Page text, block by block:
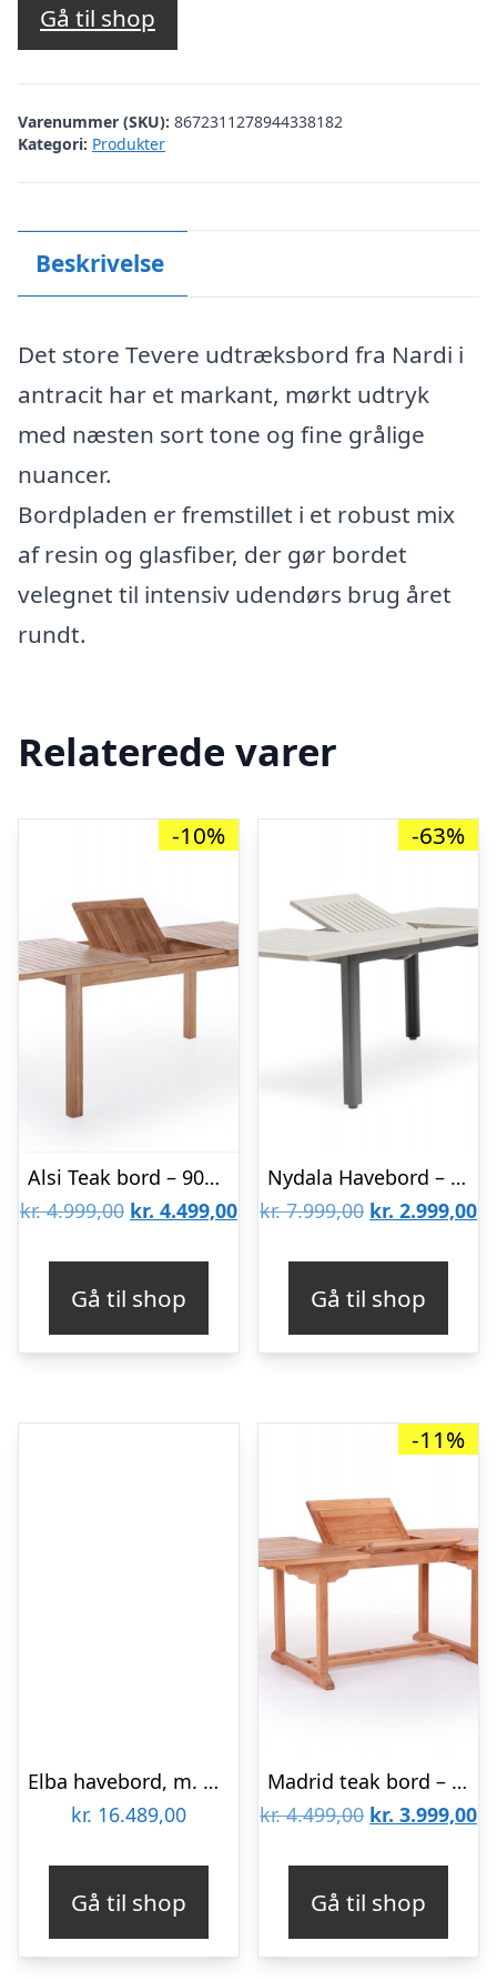
kr. 11.999,00.kr. 9.299,00.
Gå til shop
Varenummer (SKU): 8672311278944338182
Kategori: Produkter
Beskrivelse
Det store Tevere udtræksbord fra Nardi i
antracit har et markant, mørkt udtryk
med næsten sort tone og fine grålige
nuancer.
Bordpladen er fremstillet i et robust mix
af resin og glasfiber, der gør bordet
velegnet til intensiv udendørs brug året
rundt.
Relaterede varer
-10%
Alsi Teak bord – 90×150/200 cm
kr.4.999,00 Den
var:
kr. 4.999,00.
kr. 4.499,00Den
kr. 4.499,00.
Gå til shop
-63%
Nydala Havebord – 90×150/200 cm – Lys Grå
kr.7.999,00 Den
var:
kr. 7.999,00.
kr. 2.999,00
Gå til shop
Elba havebord, m. 1 tillægsplade – grå keramik og sort aluminium (240(300)x100)
kr. 16.489,00
Gå til shop
-11%
Madrid teak bord – 100×180/240
kr.4.499,00 Den
var:
kr. 4.499,00.
kr. 3.999,00
Gå til shop